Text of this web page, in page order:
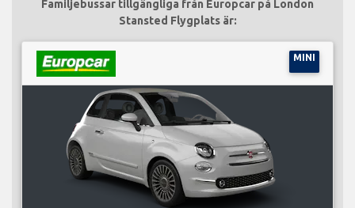
Familjebussar tillgängliga från Europcar på London
Stansted Flygplats är:
MINI